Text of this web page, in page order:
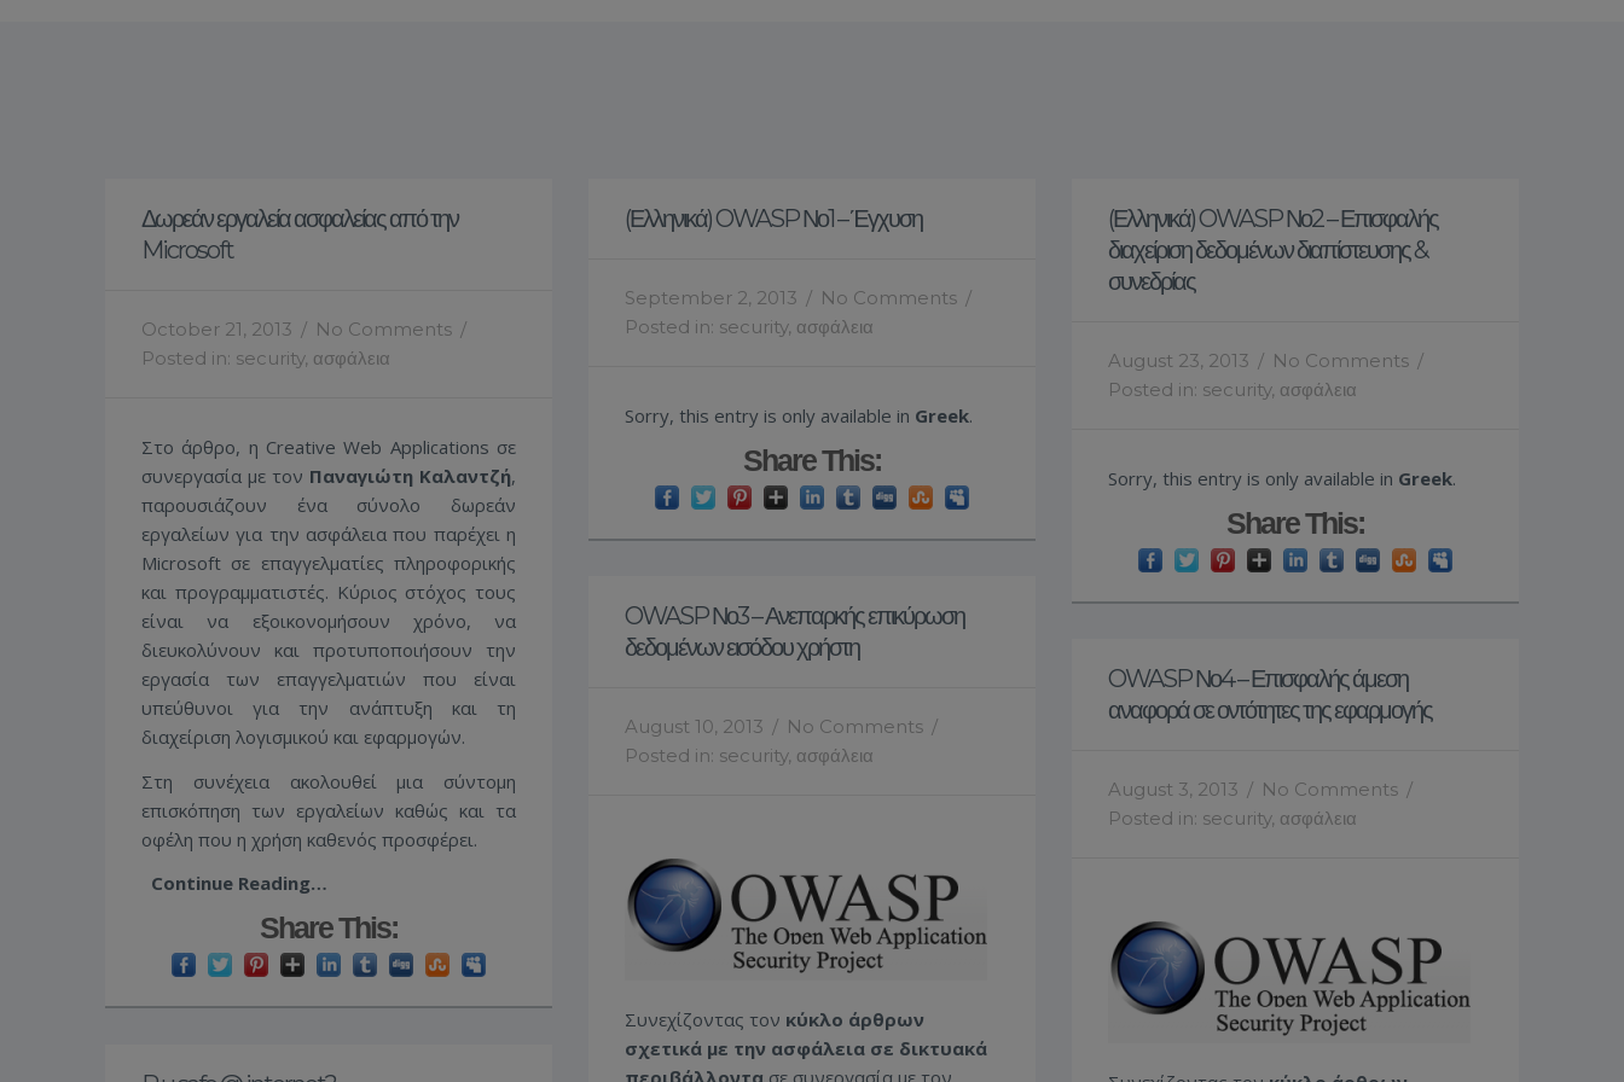
Δωρεάν εργαλεία ασφαλείας από την
Microsoft
October 21, 2013 / No Comments /
Posted in: security, ασφάλεια
Στο άρθρο, η Creative Web Applications σε
συνεργασία με τον Παναγιώτη Καλαντζή,
παρουσιάζουν ένα σύνολο δωρεάν
εργαλείων για την ασφάλεια που παρέχει η
Microsoft σε επαγγελματίες πληροφορικής
και προγραμματιστές. Κύριος στόχος τους
είναι να εξοικονομήσουν χρόνο, να
διευκολύνουν και προτυποποιήσουν την
εργασία των επαγγελματιών που είναι
υπεύθυνοι για την ανάπτυξη και τη
διαχείριση λογισμικού και εφαρμογών.
Στη συνέχεια ακολουθεί μια σύντομη
επισκόπηση των εργαλείων καθώς και τα
οφέλη που η χρήση καθενός προσφέρει.
Continue Reading…
Share This:
(Ελληνικά) OWASP Νο1 – Έγχυση
September 2, 2013 / No Comments /
Posted in: security, ασφάλεια
Sorry, this entry is only available in Greek.
Share This:
(Ελληνικά) OWASP Νο2 – Επισφαλής
διαχείριση δεδομένων διαπίστευσης &
συνεδρίας
August 23, 2013 / No Comments /
Posted in: security, ασφάλεια
Sorry, this entry is only available in Greek.
Share This:
OWASP Νο3 – Ανεπαρκής επικύρωση
δεδομένων εισόδου χρήστη
August 10, 2013 / No Comments /
Posted in: security, ασφάλεια
Συνεχίζοντας τον κύκλο άρθρων
σχετικά με την ασφάλεια σε δικτυακά
περιβάλλοντα σε συνεργασία με τον
OWASP Νο4 – Επισφαλής άμεση
αναφορά σε οντότητες της εφαρμογής
August 3, 2013 / No Comments /
Posted in: security, ασφάλεια